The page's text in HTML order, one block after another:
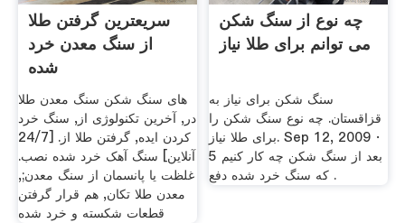
سریعترین گرفتن طلا
از سنگ معدن خرد
شده
های سنگ شکن سنگ معدن طلا
در, آخرین تکنولوژی از, سنگ خرد
کردن ایده, گرفتن طلا از. [24/7
آنلاین] سنگ آهک خرد شده نصب.
غلظت یا پانسمان از سنگ معدن;,
معدن طلا تکان, هم قرار گرفتن
قطعات شکسته و خرد شده
چه نوع از سنگ شکن
می توانم برای طلا نیاز
سنگ شکن برای نیاز به
قزاقستان. چه نوع سنگ شکن را
برای طلا نیاز. Sep 12, 2009 ·
5 بعد از سنگ شکن چه کار کنیم
که سنگ خرد شده دفع .